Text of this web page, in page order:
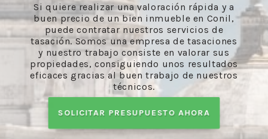
Si quiere realizar una valoración rápida y a
buen precio de un bien inmueble en Conil,
puede contratar nuestros servicios de
tasación. Somos una empresa de tasaciones
y nuestro trabajo consiste en valorar sus
propiedades, consiguiendo unos resultados
eficaces gracias al buen trabajo de nuestros
técnicos.
SOLICITAR PRESUPUESTO AHORA